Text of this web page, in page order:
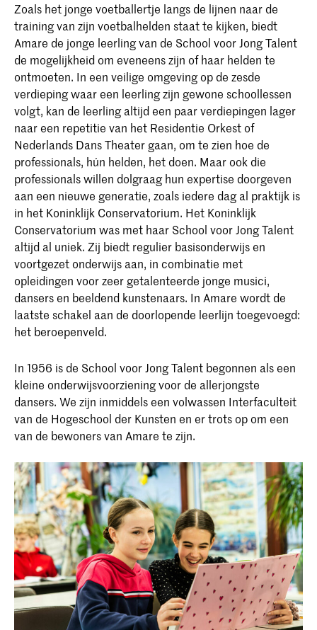
Zoals het jonge voetballertje langs de lijnen naar de
training van zijn voetbalhelden staat te kijken, biedt
Amare de jonge leerling van de School voor Jong Talent
de mogelijkheid om eveneens zijn of haar helden te
ontmoeten. In een veilige omgeving op de zesde
verdieping waar een leerling zijn gewone schoollessen
volgt, kan de leerling altijd een paar verdiepingen lager
naar een repetitie van het Residentie Orkest of
Nederlands Dans Theater gaan, om te zien hoe de
professionals, hún helden, het doen. Maar ook die
professionals willen dolgraag hun expertise doorgeven
aan een nieuwe generatie, zoals iedere dag al praktijk is
in het Koninklijk Conservatorium. Het Koninklijk
Conservatorium was met haar School voor Jong Talent
altijd al uniek. Zij biedt regulier basisonderwijs en
voortgezet onderwijs aan, in combinatie met
opleidingen voor zeer getalenteerde jonge musici,
dansers en beeldend kunstenaars. In Amare wordt de
laatste schakel aan de doorlopende leerlijn toegevoegd:
het beroepenveld.
In 1956 is de School voor Jong Talent begonnen als een
kleine onderwijsvoorziening voor de allerjongste
dansers. We zijn inmiddels een volwassen Interfaculteit
van de Hogeschool der Kunsten en er trots op om een
van de bewoners van Amare te zijn.